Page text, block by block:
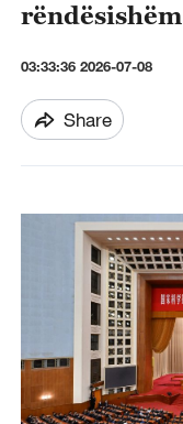
rëndësishëm
03:33:36 2026-07-08
Share